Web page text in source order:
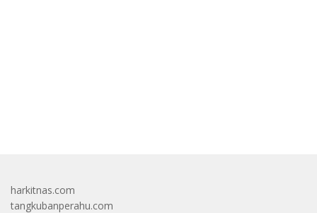
harkitnas.com
tangkubanperahu.com